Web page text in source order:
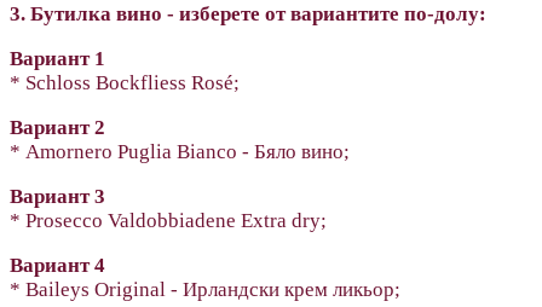
3. Бутилка вино - изберете от вариантите по-долу:
Вариант 1
* Schloss Bockfliess Rosé;
Вариант 2
* Amornero Puglia Bianco - Бяло вино;
Вариант 3
* Prosecco Valdobbiadene Extra dry;
Вариант 4
* Baileys Original - Ирландски крем ликьор;